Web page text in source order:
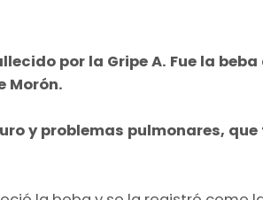
por la Gripe A. Fue la
Morón.
y problemas pulmonares,